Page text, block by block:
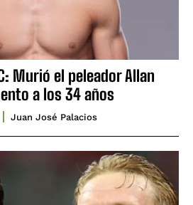
Murió el peleador Allan
a los 34 años
Juan José Palacios